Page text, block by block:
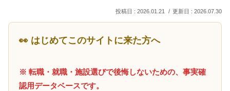
2026.01.21 2026.07.30
👀 はじめてこのサイトに来た方へ
※ 転職・就職・施設選びで後悔しないための、事実確
認用データベースです。